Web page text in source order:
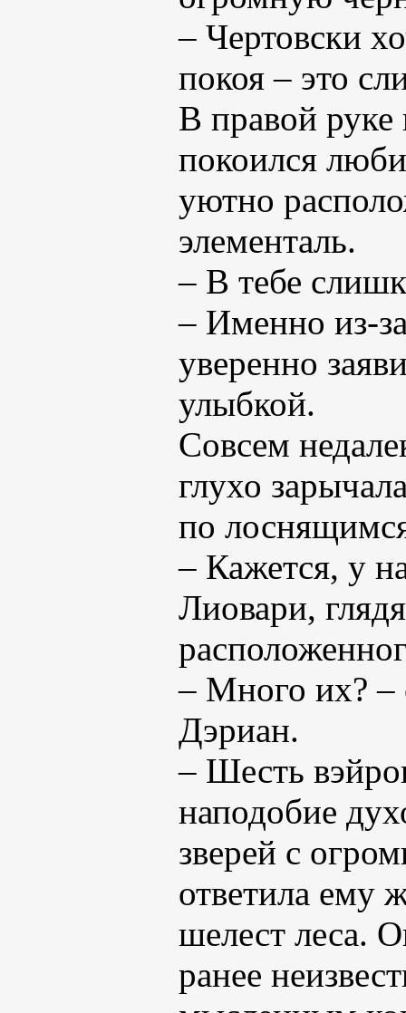
– Чертовски
покоя – это
В правой руке
покоился
уютно
элементаль.
– В тебе
– Именно из-
уверенно
улыбкой.
Совсем
глухо
по
– Кажется, у
Лиовари,
– Много их? –
Дэриан.
– Шесть
наподобие
зверей с
ответила ему
шелест леса.
ранее